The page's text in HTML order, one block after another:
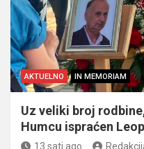
AKTUELNO IN MEMORIAM
Uz veliki broj
Humcu ispraćen
13 sati ago